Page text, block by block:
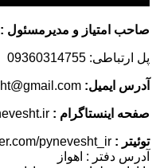
صاحب امتیاز و مدیرمسئول :
پل ارتباطی: 09360314755
آدرس ایمیل:
صفحه اینستاگرام :
توئیتر :
آدرس دفتر : اهواز